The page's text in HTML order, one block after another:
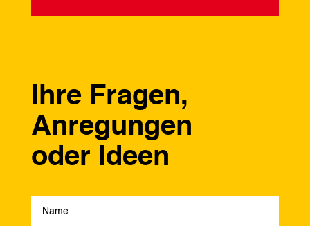
Ihre Fragen,
Anregungen
oder Ideen